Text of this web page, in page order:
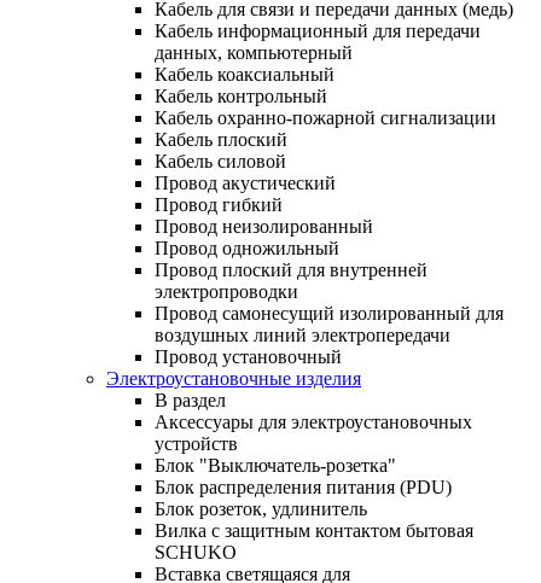
Кабель для связи и передачи данных (медь)
Кабель информационный для передачи
данных, компьютерный
Кабель коаксиальный
Кабель контрольный
Кабель охранно-пожарной сигнализации
Кабель плоский
Кабель силовой
Провод акустический
Провод гибкий
Провод неизолированный
Провод одножильный
Провод плоский для внутренней
электропроводки
Провод самонесущий изолированный для
воздушных линий электропередачи
Провод установочный
Электроустановочные изделия
В раздел
Аксессуары для электроустановочных
устройств
Блок "Выключатель-розетка"
Блок распределения питания (PDU)
Блок розеток, удлинитель
Вилка с защитным контактом бытовая
SCHUKO
Вставка светящаяся для